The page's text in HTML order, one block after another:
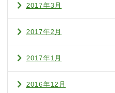
2017年3月
2017年2月
2017年1月
2016年12月